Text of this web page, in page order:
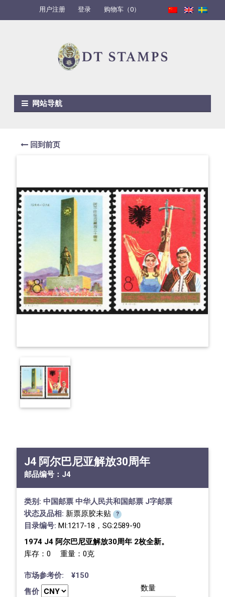
用户注册 登录 购物车（0）
网站导航
回到前页
J4 阿尔巴尼亚解放30周年
邮品编号： J4
类别: 中国邮票 中华人民共和国邮票 J字邮票
状态及品相: 新票原胶未贴 ?
目录编号: MI:1217-18，SG:2589-90
1974 J4 阿尔巴尼亚解放30周年 2枚全新。
库存：0 重量：0克
市场参考价: ¥150
售价
数量